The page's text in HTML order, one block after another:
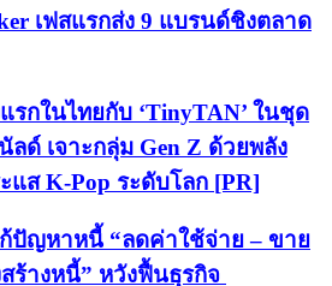
เฟสแรกส่ง 9 แบรนด์ชิงตลาด
รกในไทยกับ ‘TinyTAN’ ในชุด
ด์ เจาะกลุ่ม Gen Z ด้วยพลัง
ส K-Pop ระดับโลก [PR]
ปัญหาหนี้ “ลดค่าใช้จ่าย – ขาย
ร้างหนี้” หวังฟื้นธุรกิจ